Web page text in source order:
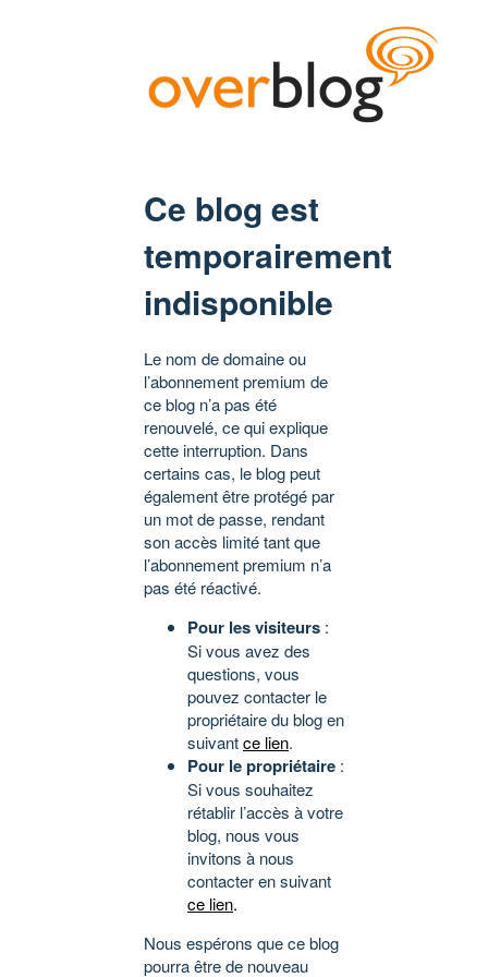
Ce blog est
temporairement
indisponible
Le nom de domaine ou
l’abonnement premium de
ce blog n’a pas été
renouvelé, ce qui explique
cette interruption. Dans
certains cas, le blog peut
également être protégé par
un mot de passe, rendant
son accès limité tant que
l’abonnement premium n’a
pas été réactivé.
Pour les visiteurs :
Si vous avez des
questions, vous
pouvez contacter le
propriétaire du blog en
suivantce lien.
Pour le propriétaire :
Si vous souhaitez
rétablir l’accès à votre
blog, nous vous
invitons à nous
contacter en suivant
ce lien.
Nous espérons que ce blog
pourra être de nouveau